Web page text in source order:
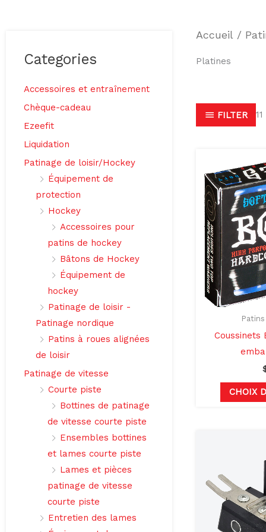
Categories
Accessoires et entraînement
Chèque-cadeau
Ezeefit
Liquidation
Patinage de loisir/Hockey
Équipement de
protection
Hockey
Accessoires pour
patins de hockey
Bâtons de Hockey
Équipement de
hockey
Patinage de loisir -
Patinage nordique
Patins à roues alignées
de loisir
Patinage de vitesse
Courte piste
Bottines de patinage
de vitesse courte piste
Ensembles bottines
et lames courte piste
Lames et pièces
patinage de vitesse
courte piste
Entretien des lames
Accueil /
Platines
FILTER
Coussinets
CHOIX